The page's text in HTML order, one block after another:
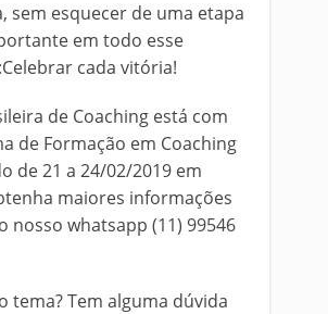
sem esquecer de uma etapa
em todo esse
cada vitória!
de Coaching está com
de Formação em Coaching
de 21 a 24/02/2019 em
maiores informações
nosso whatsapp (11) 99546
tema? Tem alguma dúvida